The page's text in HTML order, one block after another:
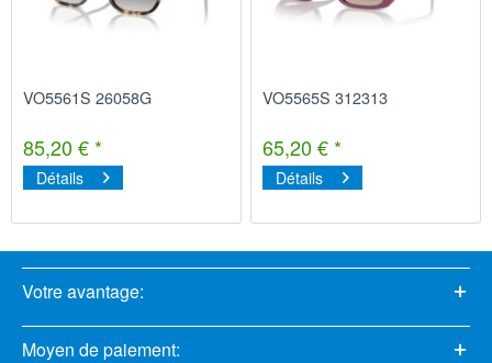
VO5561S 26058G
85,20 € *
Détails
VO5565S 312313
65,20 € *
Détails
Votre avantage:
Moyen de paiement: